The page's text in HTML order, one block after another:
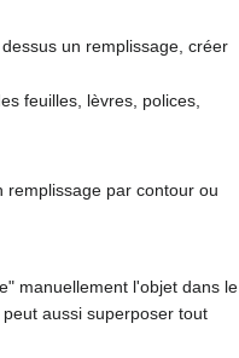
un remplissage, créer
feuilles, lèvres, polices,
remplissage par contour ou
manuellement l'objet dans le
aussi superposer tout